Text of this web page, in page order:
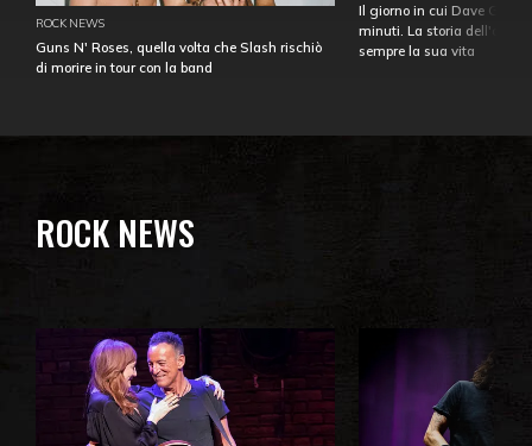
ROCK NEWS
Guns N' Roses, quella volta che Slash rischiò
di morire in tour con la band
Il giorno in cui Dave
minuti. La storia
sempre la sua vita
ROCK NEWS